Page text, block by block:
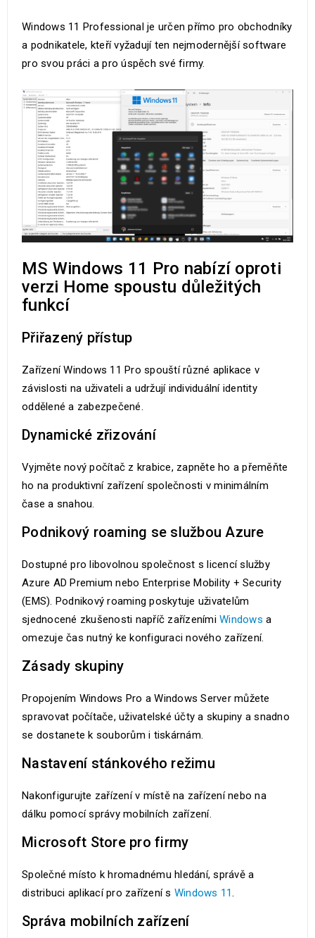
Windows 11 Professional je určen přímo pro obchodníky
a podnikatele, kteří vyžadují ten nejmodernější software
pro svou práci a pro úspěch své firmy.
MS Windows 11 Pro nabízí oproti
verzi Home spoustu důležitých
funkcí
Přiřazený přístup
Zařízení Windows 11 Pro spouští různé aplikace v
závislosti na uživateli a udržují individuální identity
oddělené a zabezpečené.
Dynamické zřizování
Vyjměte nový počítač z krabice, zapněte ho a přeměňte
ho na produktivní zařízení společnosti v minimálním
čase a snahou.
Podnikový roaming se službou Azure
Dostupné pro libovolnou společnost s licencí služby
Azure AD Premium nebo Enterprise Mobility + Security
(EMS). Podnikový roaming poskytuje uživatelům
sjednocené zkušenosti napříč zařízeními Windows a
omezuje čas nutný ke konfiguraci nového zařízení.
Zásady skupiny
Propojením Windows Pro a Windows Server můžete
spravovat počítače, uživatelské účty a skupiny a snadno
se dostanete k souborům i tiskárnám.
Nastavení stánkového režimu
Nakonfigurujte zařízení v místě na zařízení nebo na
dálku pomocí správy mobilních zařízení.
Microsoft Store pro firmy
Společné místo k hromadnému hledání, správě a
distribuci aplikací pro zařízení s Windows 11.
Správa mobilních zařízení